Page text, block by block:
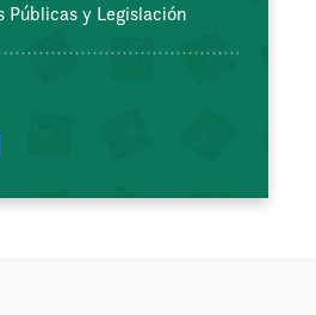
Públicas y Legislación